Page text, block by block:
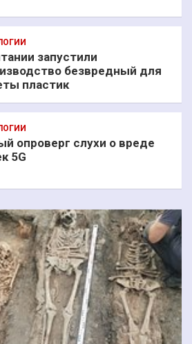
запустили
безвредный для
пластик
опроверг слухи о вреде
5G